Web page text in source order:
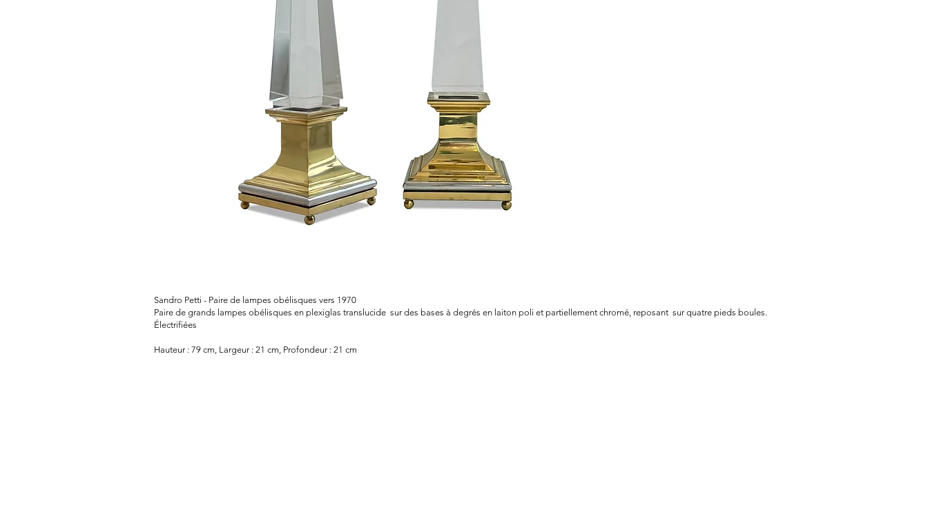
Sandro Petti - Paire de lampes obélisques vers 1970
Paire de grands lampes obélisques en plexiglas translucide sur des bases à degrés en laiton poli et partiellement chromé, reposant sur quatre pieds boules.
Électrifiées
Hauteur : 79 cm, Largeur : 21 cm, Profondeur : 21 cm